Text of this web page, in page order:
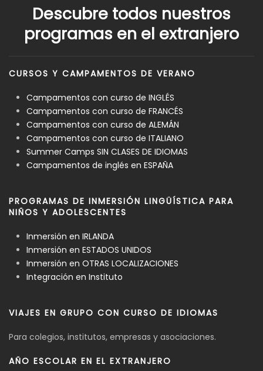
Descubre todos nuestros
programas en el extranjero
CURSOS Y CAMPAMENTOS DE VERANO
Campamentos con curso de INGLÉS
Campamentos con curso de FRANCÉS
Campamentos con curso de ALEMÁN
Campamentos con curso de ITALIANO
Summer Camps SIN CLASES DE IDIOMAS
Campamentos de inglés en ESPAÑA
PROGRAMAS DE INMERSIÓN LINGÜÍSTICA PARA
NIÑOS Y ADOLESCENTES
Inmersión en IRLANDA
Inmersión en ESTADOS UNIDOS
Inmersión en OTRAS LOCALIZACIONES
Integración en Instituto
VIAJES EN GRUPO CON CURSO DE IDIOMAS
Para colegios, institutos, empresas y asociaciones.
AÑO ESCOLAR EN EL EXTRANJERO